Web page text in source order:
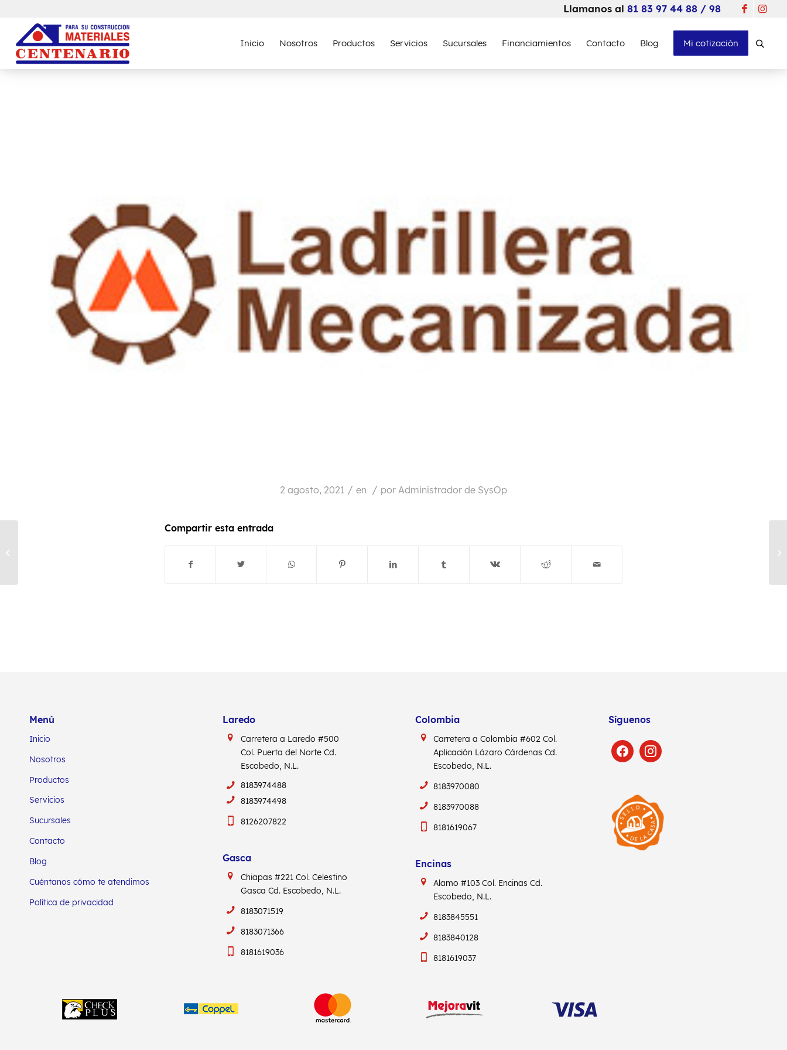
Llamanos al81 83 97 44 88 / 98
Inicio Nosotros Productos Servicios Sucursales Financiamientos Contacto Blog Mi cotización
2 agosto, 2021 / en / por Administrador de SysOp
Compartir esta entrada
Menú
Inicio
Nosotros
Productos
Servicios
Sucursales
Contacto
Blog
Cuéntanos cómo te atendimos
Política de privacidad
Laredo
Carretera a Laredo #500
Col. Puerta del Norte Cd.
Escobedo, N.L.
8183974488
8183974498
8126207822
Gasca
Chiapas #221 Col. Celestino
Gasca Cd. Escobedo, N.L.
8183071519
8183071366
8181619036
Colombia
Carretera a Colombia #602Col.
Aplicación Lázaro CárdenasCd.
Escobedo, N.L.
8183970080
8183970088
8181619067
Encinas
Alamo #103Col. EncinasCd.
Escobedo, N.L.
8183845551
8183840128
8181619037
Síguenos